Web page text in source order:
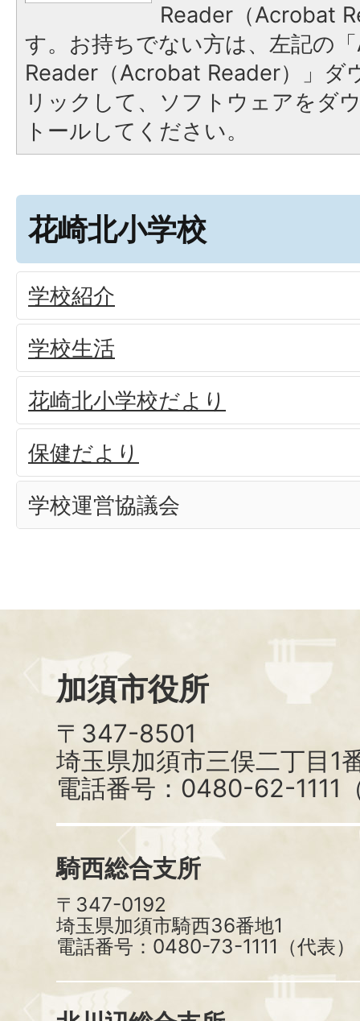
Reader（Acrobat
す。お持ちでない方は、左記の
Reader（Acrobat Reader）」ダ
リックして、ソフトウェアをダ
トールしてください。
花崎北小学校
学校紹介
学校生活
花崎北小学校だより
保健だより
学校運営協議会
加須市役所
〒347-8501
埼玉県加須市三俣二丁目1
電話番号：0480-62-1111
騎西総合支所
〒347-0192
埼玉県加須市騎西36番地1
電話番号：0480-73-1111（代表）